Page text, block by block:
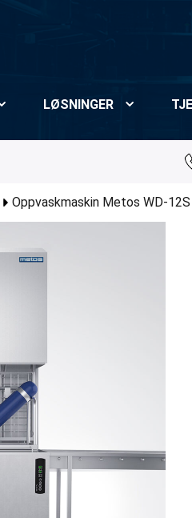
LØSNINGER
Oppvaskmaskin Metos WD-